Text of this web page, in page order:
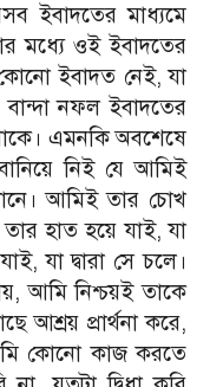
ইবাদতের মাধ্যমে
মধ্যে ওই ইবাদতের
ইবাদত নেই, যা
নফল ইবাদতের
এমনকি অবশেষে
নিই যে আমিই
আমিই তার চোখ
হাত হয়ে যাই, যা
যা দ্বারা সে চলে।
আমি নিশ্চয়ই তাকে
আশ্রয় প্রার্থনা করে,
কোনো কাজ করতে